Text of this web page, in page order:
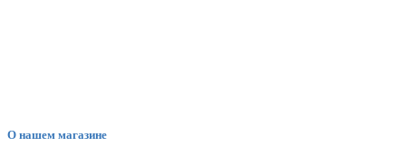
О нашем магазине